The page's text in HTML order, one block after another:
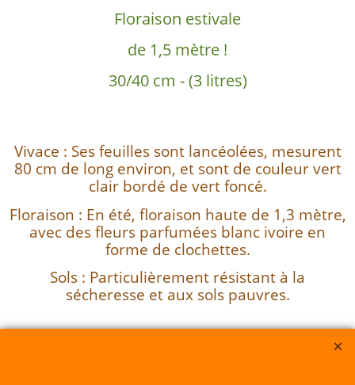
Floraison estivale
de 1,5 mètre !
30/40 cm - (3 litres)
Vivace : Ses feuilles sont lancéolées, mesurent
80 cm de long environ, et sont de couleur vert
clair bordé de vert foncé.
Floraison : En été, floraison haute de 1,3 mètre,
avec des fleurs parfumées blanc ivoire en
forme de clochettes.
Sols : Particulièrement résistant à la
sécheresse et aux sols pauvres.
418 288 023 00025 RCS : 418-288023 - Quimper Déclaration Cnil :